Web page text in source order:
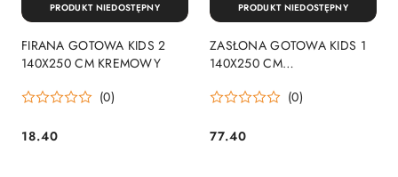
FIRANA GOTOWA KIDS 2
140X250 CM KREMOWY
(0)
Cena:
18.40
PRODUKT NIEDOSTĘPNY
ZASŁONA GOTOWA KIDS 1
140X250 CM
(0)
Cena:
77.40
PRODUKT NIEDOSTĘPNY